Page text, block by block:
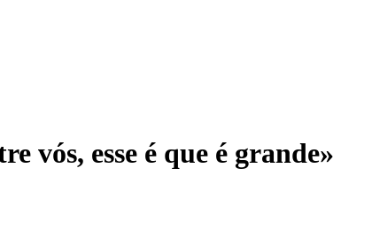
vós, esse é que é grande»